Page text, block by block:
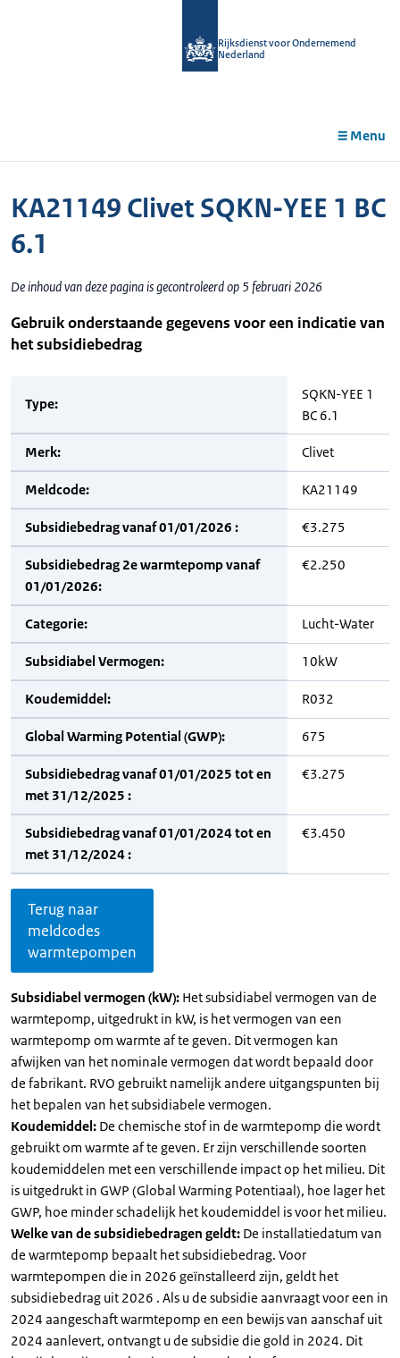
Rijksdienst voor Ondernemend
Nederland
Menu
KA21149 Clivet SQKN-YEE 1 BC
6.1
De inhoud van deze pagina is gecontroleerd op 5 februari 2026
Gebruik onderstaande gegevens voor een indicatie van
het subsidiebedrag
Type:
SQKN-YEE 1
BC 6.1
Merk: Clivet
Meldcode: KA21149
Subsidiebedrag vanaf 01/01/2026 : €3.275
Subsidiebedrag 2e warmtepomp vanaf
01/01/2026:
€2.250
Categorie: Lucht-Water
Subsidiabel Vermogen: 10kW
Koudemiddel: R032
Global Warming Potential (GWP): 675
Subsidiebedrag vanaf 01/01/2025 tot en
met 31/12/2025 :
€3.275
Subsidiebedrag vanaf 01/01/2024 tot en
met 31/12/2024 :
€3.450
Terug naar
meldcodes
warmtepompen
Subsidiabel vermogen (kW): Het subsidiabel vermogen van de
warmtepomp, uitgedrukt in kW, is het vermogen van een
warmtepomp om warmte af te geven. Dit vermogen kan
afwijken van het nominale vermogen dat wordt bepaald door
de fabrikant. RVO gebruikt namelijk andere uitgangspunten bij
het bepalen van het subsidiabele vermogen.
Koudemiddel: De chemische stof in de warmtepomp die wordt
gebruikt om warmte af te geven. Er zijn verschillende soorten
koudemiddelen met een verschillende impact op het milieu. Dit
is uitgedrukt in GWP (Global Warming Potentiaal), hoe lager het
GWP, hoe minder schadelijk het koudemiddel is voor het milieu.
Welke van de subsidiebedragen geldt: De installatiedatum van
de warmtepomp bepaalt het subsidiebedrag. Voor
warmtepompen die in 2026 geïnstalleerd zijn, geldt het
subsidiebedrag uit 2026 . Als u de subsidie aanvraagt voor een in
2024 aangeschaft warmtepomp en een bewijs van aanschaf uit
2024 aanlevert, ontvangt u de subsidie die gold in 2024. Dit